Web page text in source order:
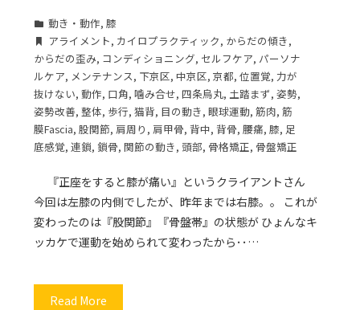
動き・動作,膝
アライメント, カイロプラクティック, からだの傾き,
からだの歪み, コンディショニング, セルフケア, パーソナ
ルケア, メンテナンス, 下京区,中京区,京都,位置覚, 力が
抜けない,動作, 口角,噛み合せ,四条烏丸, 土踏まず,姿勢,
姿勢改善,整体, 歩行,猫背, 目の動き,眼球運動,筋肉,筋
膜Fascia,股関節,肩周り ,肩甲骨, 背中, 背骨,腰痛,膝, 足
底感覚,連鎖,鎖骨,関節の動き, 頭部, 骨格矯正, 骨盤矯正
『正座をすると膝が痛い』というクライアントさん
今回は左膝の内側でしたが、昨年までは右膝。。 これが
変わったのは『股関節』『骨盤帯』の状態が ひょんなキ
ッカケで運動を始められて変わったから･･…
Read More